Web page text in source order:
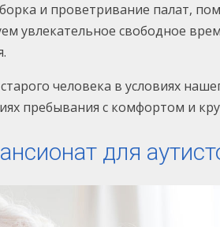
и проветривание палат,
увлекательное свободное
человека в условиях
пребывания с комфортом и
для